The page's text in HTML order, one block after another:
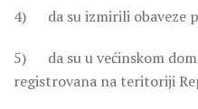
4) da su izmirili obaveze
5) da su u većinskom
registrovana na teritoriji